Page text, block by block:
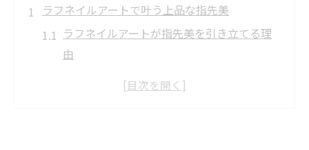
ラフネイルアートで叶う上品な指先美
ラフネイルアートが指先美を引き立てる理
由
上品なネイルに必要なカラー選びのコツ